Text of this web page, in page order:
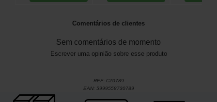
Comentários de clientes
Sem comentários de momento
Escrever uma opinião sobre esse produto
REF: CZ0789
EAN: 5999558730789